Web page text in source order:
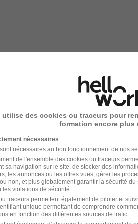
de travail temporaire et de
de taux de satisfaction.
à votre épanouissement
qui vous plaît.
en France pour vous
dans tous les secteurs
Tertiaire...
politique Diversité et RSE, à
en situation de handicap.
expérience de recrutement ?
utilise des cookies ou traceurs pour
formation encore plus
nécessaires
nécessaires au bon fonctionnement de nos
de l'ensemble des cookies ou traceurs
sa navigation sur le site, de stocker des
les annonces ou les offres vues, gérer les
non, et plus globalement garantir la sécurité
violations de sécurité.
traceurs permettent également de piloter et
unique permettant de comprendre
en fonction des différentes sources de trafic.